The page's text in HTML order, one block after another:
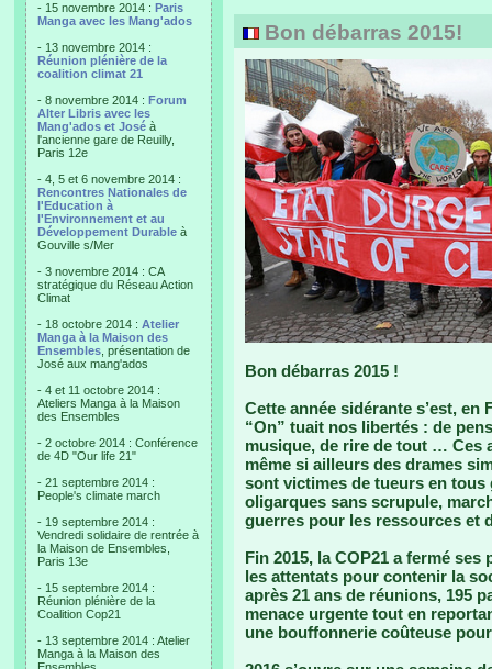
- 15 novembre 2014 : Paris
Manga avec les Mang'ados
- 13 novembre 2014 :
Réunion plénière de la
coalition climat 21
- 8 novembre 2014 : Forum
Alter Libris avec les
Mang'ados et José à
l'ancienne gare de Reuilly,
Paris 12e
- 4, 5 et 6 novembre 2014 :
Rencontres Nationales de
l'Education à
l'Environnement et au
Développement Durable à
Gouville s/Mer
- 3 novembre 2014 : CA
stratégique du Réseau Action
Climat
- 18 octobre 2014 : Atelier
Manga à la Maison des
Ensembles , présentation de
José aux mang'ados
- 4 et 11 octobre 2014 :
Ateliers Manga à la Maison
des Ensembles
- 2 octobre 2014 : Conférence
de 4D "Our life 21"
- 21 septembre 2014 :
People's climate march
- 19 septembre 2014 :
Vendredi solidaire de rentrée à
la Maison de Ensembles,
Paris 13e
- 15 septembre 2014 :
Réunion plénière de la
Coalition Cop21
- 13 septembre 2014 : Atelier
Manga à la Maison des
Bon débarras 2015!
Bon débarras 2015 !
Cette année sidérante s’est, en
“On” tuait nos libertés : de
musique, de rire de tout … Ces
même si ailleurs des drames
sont victimes de tueurs en
oligarques sans scrupule,
guerres pour les ressources et
Fin 2015, la COP21 a fermé
les attentats pour contenir la
après 21 ans de réunions, 195
menace urgente tout en
une bouffonnerie coûteuse